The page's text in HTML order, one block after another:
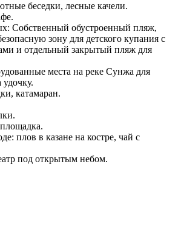
беседки, лесные качели.
Собственный обустроенный пляж,
зону для детского купания с
и отдельный закрытый пляж для
места на реке Сунжа для
катамаран.
плов в казане на костре, чай с
под открытым небом.